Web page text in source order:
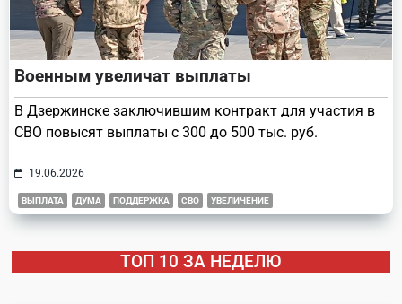
Военным увеличат выплаты
В Дзержинске заключившим контракт для участия в
СВО повысят выплаты с 300 до 500 тыс. руб.
19.06.2026
ВЫПЛАТА ДУМА ПОДДЕРЖКА СВО УВЕЛИЧЕНИЕ
ТОП 10 ЗА НЕДЕЛЮ